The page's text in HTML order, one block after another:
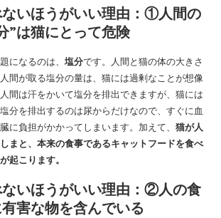
いほうがいい理由：①人間の
”は猫にとって危険
になるのは、 塩分です。人間と猫の体の大きさ
間が取る塩分の量は、猫には過剰なことが想像
間は汗をかいて塩分を排出できますが、猫には
分を排出するのは尿からだけなので、すぐに血
に負担がかかってしまいます。加えて、 猫が人
まと、本来の食事であるキャットフードを食べ
起こります。
いほうがいい理由：②人の食
害な物を含んでいる